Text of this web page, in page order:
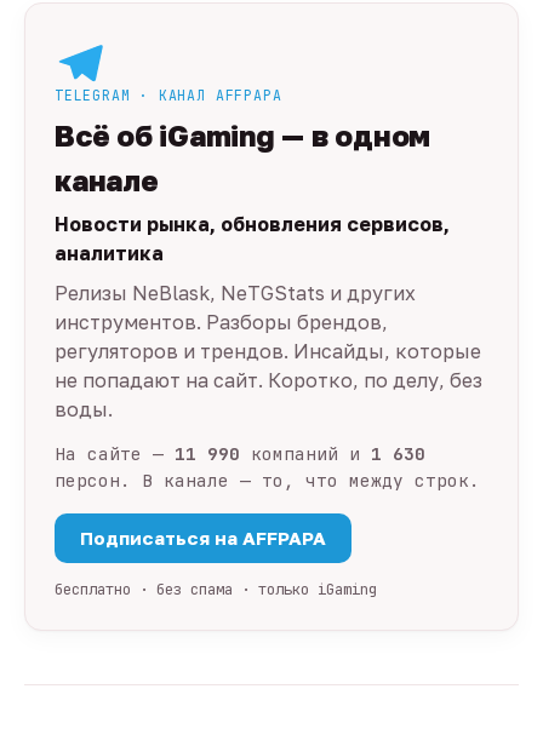
TELEGRAM · КАНАЛ AFFPAPA
Всё об iGaming — в одном
канале
Новости рынка, обновления сервисов,
аналитика
Релизы NeBlask, NeTGStats и других
инструментов. Разборы брендов,
регуляторов и трендов. Инсайды, которые
не попадают на сайт. Коротко, по делу, без
воды.
На сайте — 11 990 компаний и 1 630
персон. В канале — то, что между строк.
Подписаться на AFFPAPA
бесплатно · без спама · только iGaming